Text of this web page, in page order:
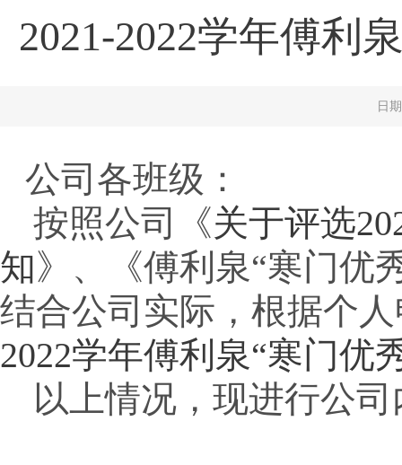
2021-2022学年傅利
日
公司各班级：
按照公司《关于评选
知》、《傅利泉“寒门优
结合公司实际，根据个
2022学年傅利泉“寒门优
以上情况，现进行公